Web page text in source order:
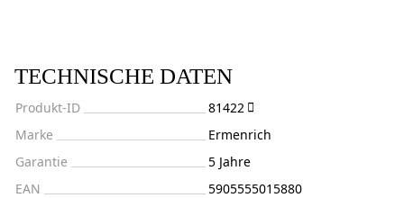
TECHNISCHE DATEN
Produkt-ID
81422
Marke
Ermenrich
Garantie
5 Jahre
EAN
5905555015880